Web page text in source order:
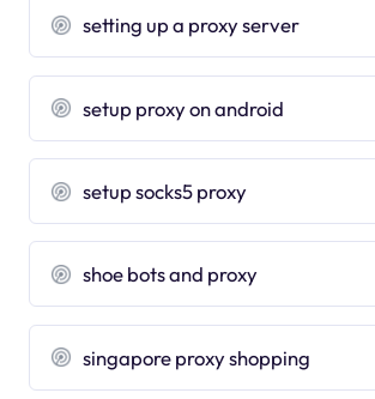
setting up a proxy server
setup proxy on android
setup socks5 proxy
shoe bots and proxy
singapore proxy shopping